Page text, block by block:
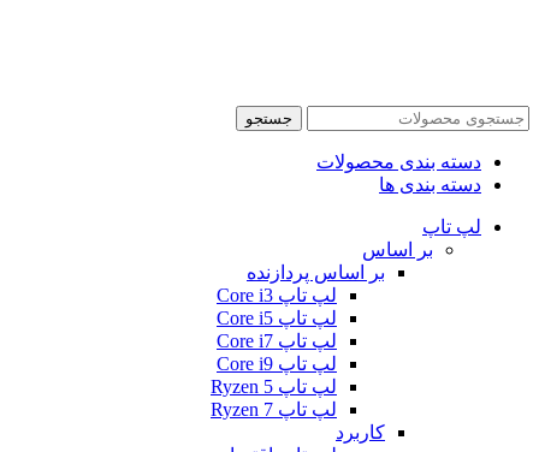
جستجو
دسته بندی محصولات
دسته بندی ها
لپ تاپ
بر اساس
بر اساس پردازنده
لپ تاپ Core i3
لپ تاپ Core i5
لپ تاپ Core i7
لپ تاپ Core i9
لپ تاپ Ryzen 5
لپ تاپ Ryzen 7
کاربرد